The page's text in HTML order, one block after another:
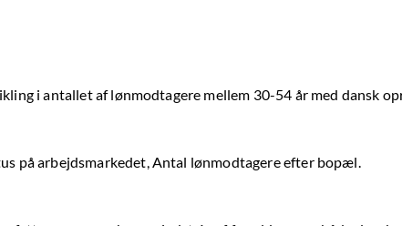
i antallet af lønmodtagere mellem 30-54 år med dansk
på arbejdsmarkedet, Antal lønmodtagere efter bopæl.